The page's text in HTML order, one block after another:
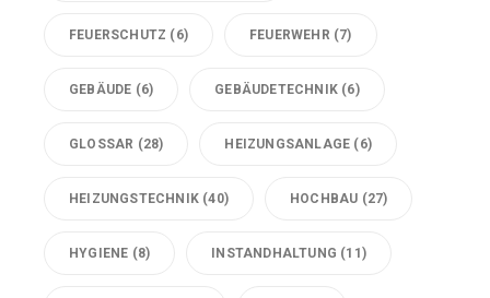
FEUERSCHUTZ (6) FEUERWEHR (7)
GEBÄUDE (6) GEBÄUDETECHNIK (6)
GLOSSAR (28) HEIZUNGSANLAGE (6)
HEIZUNGSTECHNIK (40) HOCHBAU (27)
HYGIENE (8) INSTANDHALTUNG (11)